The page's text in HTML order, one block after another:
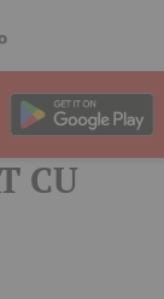
CU